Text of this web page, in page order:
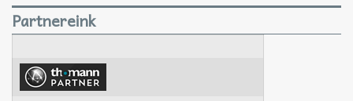
Partnereink